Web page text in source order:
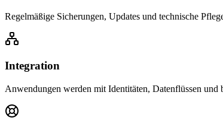
Regelmäßige Sicherungen, Updates und technische
Integration
Anwendungen werden mit Identitäten, Datenflüssen und